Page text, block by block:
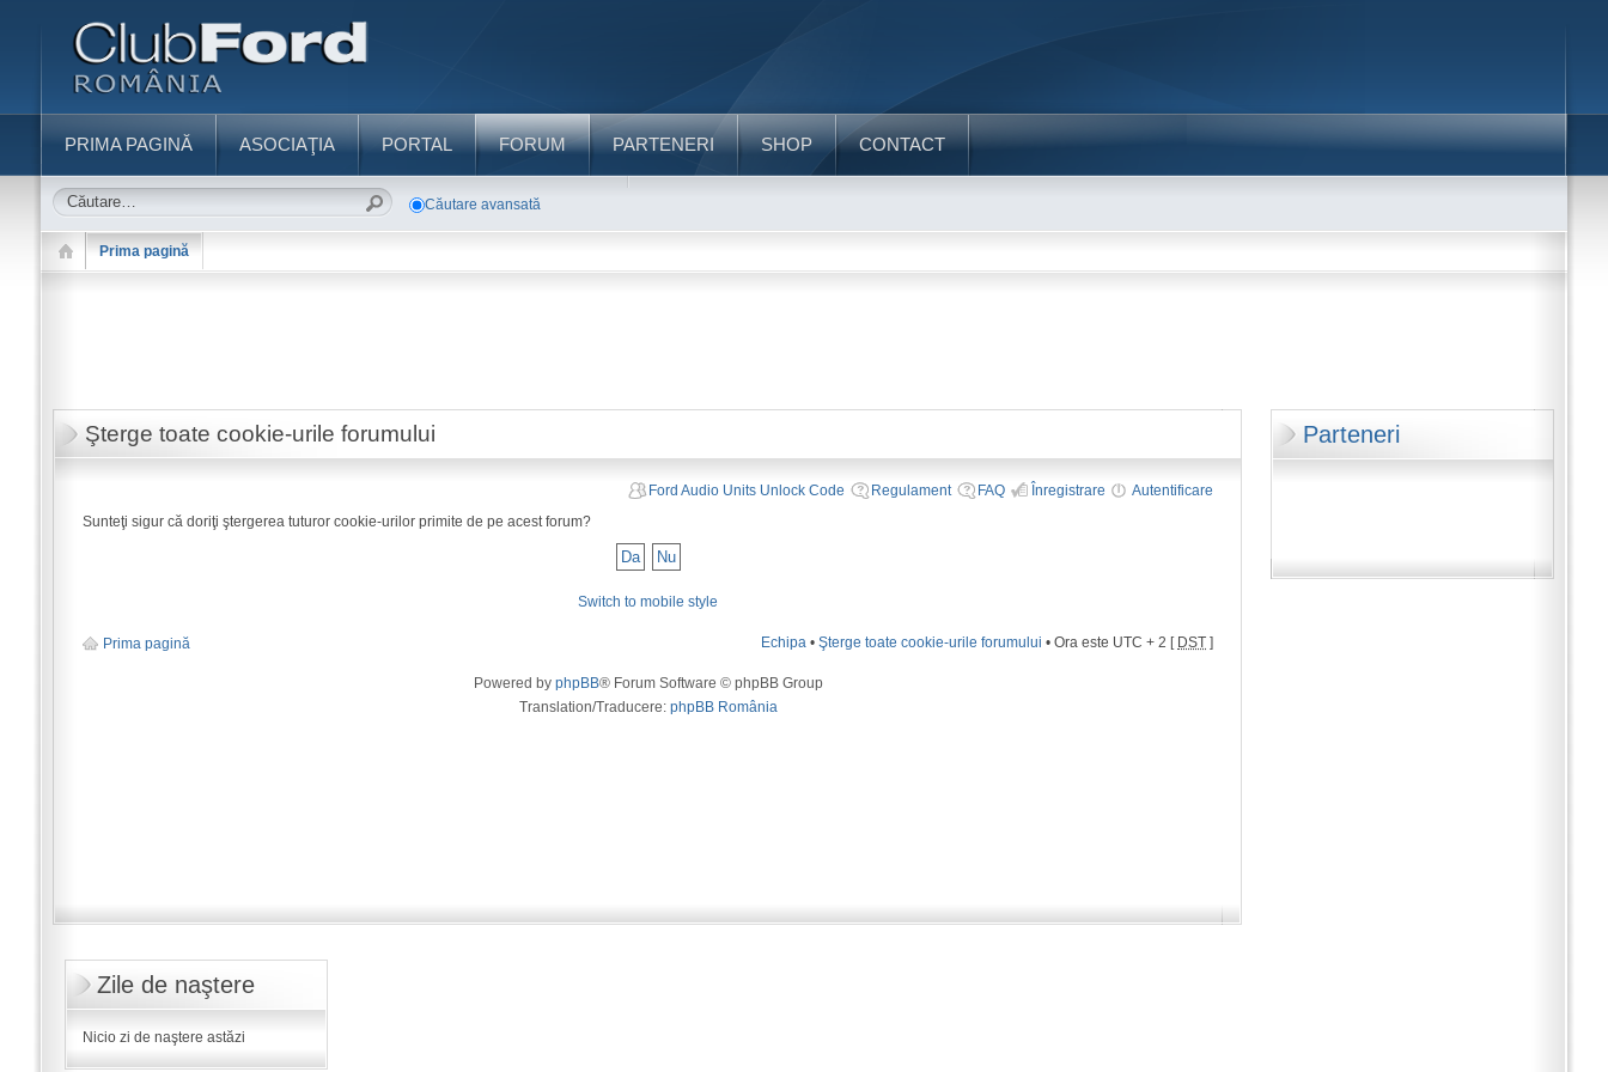
PRIMA PAGINĂ ASOCIAŢIA PORTAL FORUM PARTENERI SHOP CONTACT
Căutare avansată
Prima pagină
Parteneri
Şterge toate cookie-urile forumului
Ford Audio Units Unlock Code Regulament FAQ Înregistrare
Autentificare
Sunteţi sigur că doriţi ştergerea tuturor cookie-urilor primite de pe acest forum?
Switch to mobile style
Prima pagină Echipa •Şterge toate cookie-urile forumului • Ora este UTC + 2 [ DST ]
Powered by phpBB® Forum Software © phpBB Group
Translation/Traducere: phpBB România
Zile de naştere
Nicio zi de naştere astăzi